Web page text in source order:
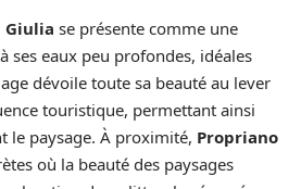
Giulia se présente comme une
ses eaux peu profondes, idéales
dévoile toute sa beauté au lever
touristique, permettant ainsi
le paysage. À proximité, Propriano
où la beauté des paysages